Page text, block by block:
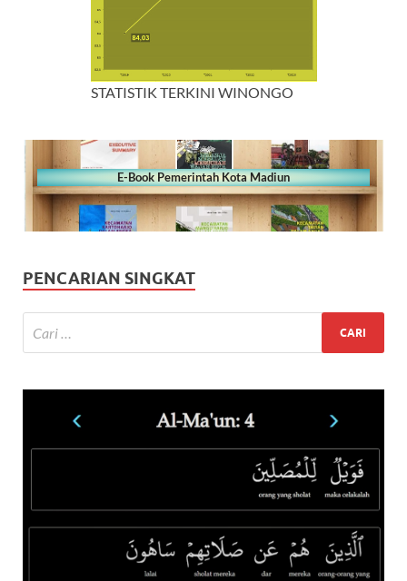
STATISTIK TERKINI WINONGO
E-Book Pemerintah Kota Madiun
PENCARIAN SINGKAT